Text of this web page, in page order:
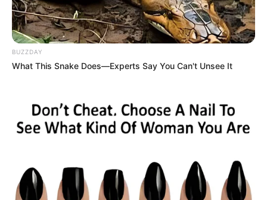
Fränkisches Wunderland - Ungewöhnlicher
Freizeitpark für Kinder, Jugendliche und
Erwachsene mit Westernstadt und Märchenwald in
Plech. Informationen unter
Kletterpark Betzenstein - Bei der Stadt Betzenstein
unterschiedlichen Schwierigkeitsgraden. Die Anlage
ist besonders gut für Kinder geeignet, da Kinder bis
13 Jahre mit einer permanenten Selbstsicherung
www.abenteuerpark-betzenstei
n.de
Therme Obernsees in Mistelgau - In der Badewelt
BUZZDAY
What This Snake Does—Experts Say You Can't Unsee It